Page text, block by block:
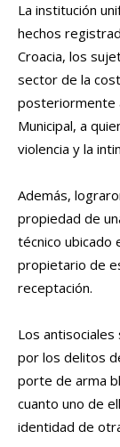
La institución
hechos
Croacia, los
sector de la
posteriormente
Municipal, a
violencia y la
Además,
propiedad de
técnico ubicado
propietario de
receptación.
Los
por los delitos
porte de arma
cuanto uno de
identidad de